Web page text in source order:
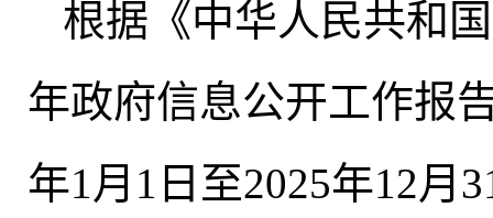
根据《中华人民共和
年政府信息公开工作报
年1月1日至2025年12月